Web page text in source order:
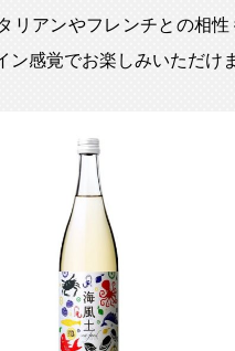
リアンやフレンチとの相性
ン感覚でお楽しみいただけ